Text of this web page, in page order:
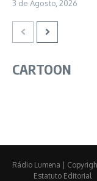
3 de Agosto, 2026
CARTOON
Rádio Lumena |
Estatuto Editorial